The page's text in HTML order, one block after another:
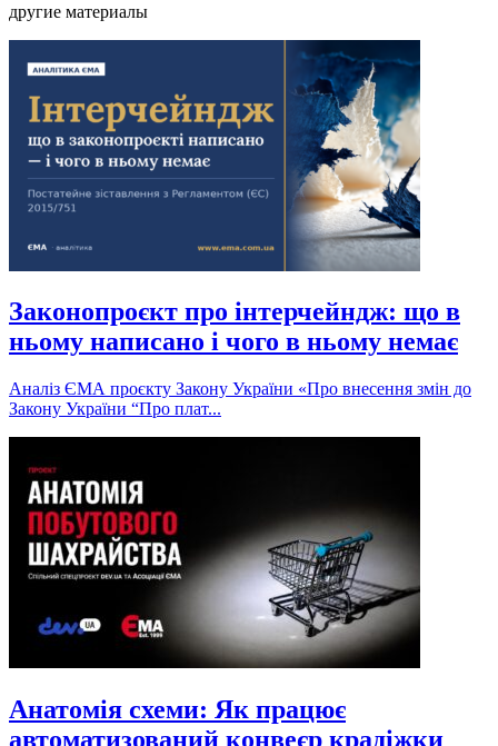
другие материалы
Законопроєкт про інтерчейндж: що в
ньому написано і чого в ньому немає
Аналіз ЄМА проєкту Закону України «Про внесення змін до
Закону України “Про плат...
Анатомія схеми: Як працює
автоматизований конвеєр крадіжки